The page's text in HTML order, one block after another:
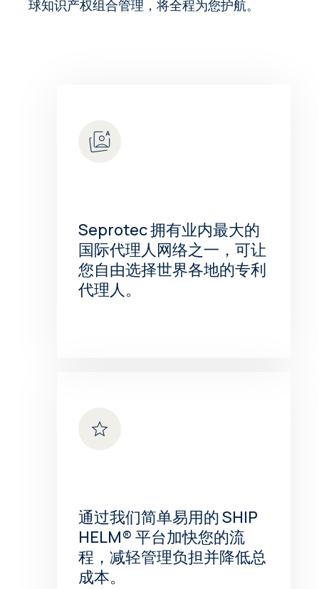
球知识产权组合管理，将全程为您护航。
Seprotec 拥有业内最大的
国际代理人网络之一，可让
您自由选择世界各地的专利
代理人。
通过我们简单易用的 SHIP
HELM® 平台加快您的流
程，减轻管理负担并降低总
成本。